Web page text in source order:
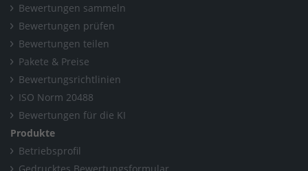
Bewertungen sammeln
Bewertungen prüfen
Bewertungen teilen
Pakete & Preise
Bewertungsrichtlinien
ISO Norm 20488
Bewertungen für die KI
Produkte
Betriebsprofil
Gedrucktes Bewertungsformular